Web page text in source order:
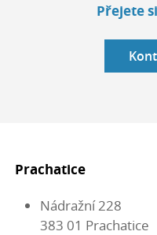
Přejete si
Prachatice
Nádražní 228
383 01 Prachatice